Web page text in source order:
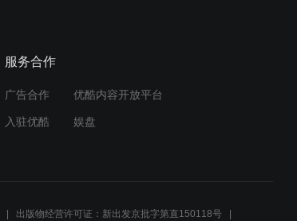
服务合作
广告合作 优酷内容开放平台
入驻优酷 娱盘
出版物经营许可证：新出发京批字第直150118号